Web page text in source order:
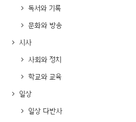
독서와 기록
문화와 방송
시사
사회와 정치
학교와 교육
일상
일상 다반사